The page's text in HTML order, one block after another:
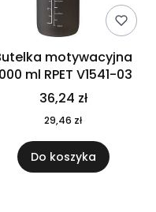
motywacyjna
ml RPET V1541-03
36,24 zł
29,46 zł
Do koszyka